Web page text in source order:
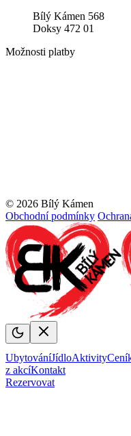
Bílý Kámen 568
Doksy 472 01
Možnosti platby
© 2026 Bílý Kámen
Obchodní podmínky
UbytováníJídloAktivity
z akcíKontakt
Rezervovat